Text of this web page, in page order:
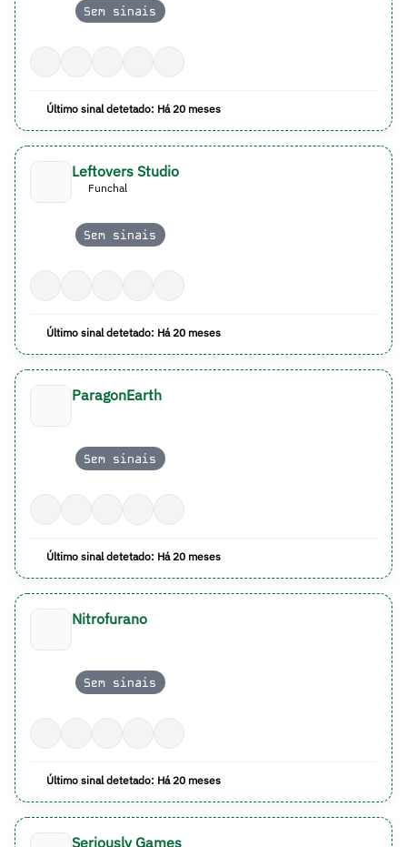
Sem sinais
Último sinal detetado: Há 20 meses
Leftovers Studio
Funchal
Sem sinais
Último sinal detetado: Há 20 meses
ParagonEarth
Sem sinais
Último sinal detetado: Há 20 meses
Nitrofurano
Sem sinais
Último sinal detetado: Há 20 meses
Seriously Games